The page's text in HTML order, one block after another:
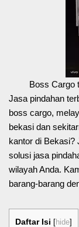
Boss Cargo
Jasa pindahan
boss cargo,
bekasi dan
kantor di Bekasi?
solusi jasa
wilayah Anda.
barang-barang
Daftar Isi [hide]